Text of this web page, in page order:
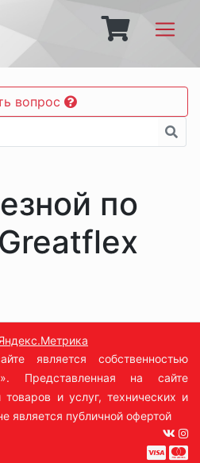
вопрос
по
является собственностью
Представленная на сайте
и услуг, технических и
является публичной офертой